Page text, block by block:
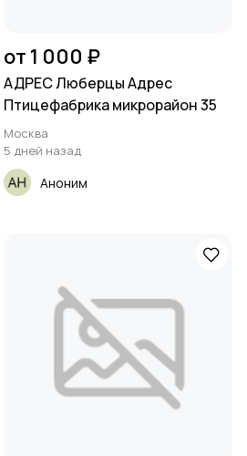
от 1 000 ₽
АДРЕС Люберцы Адрес
Птицефабрика микрорайон 35
Москва
5 дней назад
Аноним